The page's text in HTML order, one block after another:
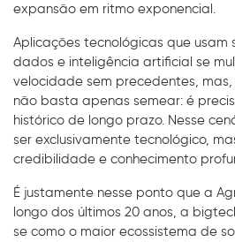
expansão em ritmo exponencial.
Aplicações tecnológicas que usam
dados e inteligência artificial se
velocidade sem precedentes,
não basta apenas semear: é
histórico de longo prazo. Nesse
ser exclusivamente tecnológico,
credibilidade e conhecimento
É justamente nesse ponto que a
longo dos últimos 20 anos, a
se como o maior ecossistema de